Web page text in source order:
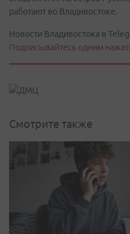
работают во Владивостоке.
Новости Владивостока в
Подписывайтесь одним
Смотрите также